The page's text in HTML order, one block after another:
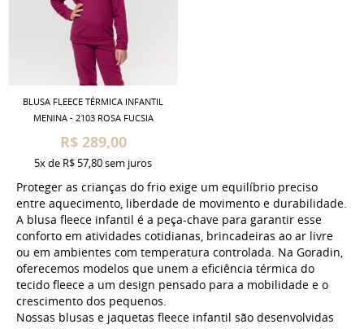
BLUSA FLEECE TÉRMICA INFANTIL
MENINA - 2103 ROSA FUCSIA
R$ 289,00
5xde R$ 57,80sem juros
Proteger as crianças do frio exige um equilíbrio preciso
entre aquecimento, liberdade de movimento e durabilidade.
A blusa fleece infantil é a peça-chave para garantir esse
conforto em atividades cotidianas, brincadeiras ao ar livre
ou em ambientes com temperatura controlada. Na Goradin,
oferecemos modelos que unem a eficiência térmica do
tecido fleece a um design pensado para a mobilidade e o
crescimento dos pequenos.
Nossas blusas e jaquetas fleece infantil são desenvolvidas